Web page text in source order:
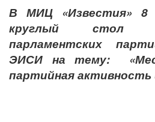
В МИЦ «Известия» 8
круглый стол
парламентских
ЭИСИ на тему:
партийная активность